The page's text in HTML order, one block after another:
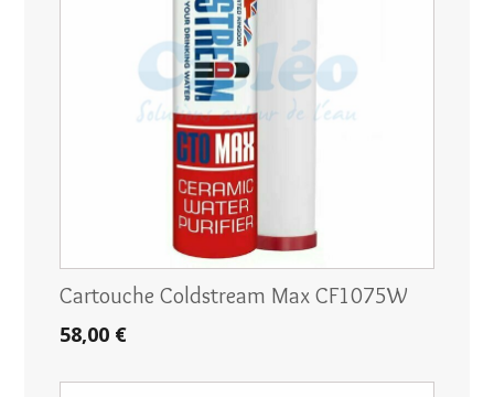
Cartouche Coldstream Max CF1075W
58,00 €